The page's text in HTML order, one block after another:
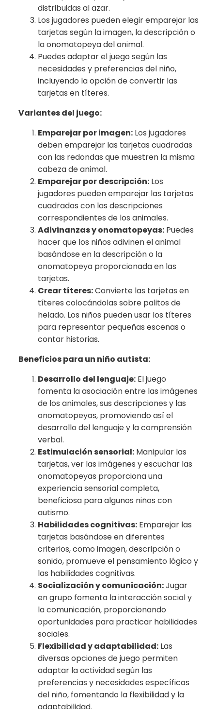
distribuidas al azar.
Los jugadores pueden elegir emparejar las
tarjetas según la imagen, la descripción o
la onomatopeya del animal.
Puedes adaptar el juego según las
necesidades y preferencias del niño,
incluyendo la opción de convertir las
tarjetas en títeres.
Variantes del juego:
Emparejar por imagen: Los jugadores
deben emparejar las tarjetas cuadradas
con las redondas que muestren la misma
cabeza de animal.
Emparejar por descripción: Los
jugadores pueden emparejar las tarjetas
cuadradas con las descripciones
correspondientes de los animales.
Adivinanzas y onomatopeyas: Puedes
hacer que los niños adivinen el animal
basándose en la descripción o la
onomatopeya proporcionada en las
tarjetas.
Crear títeres:Convierte las tarjetas en
títeres colocándolas sobre palitos de
helado. Los niños pueden usar los títeres
para representar pequeñas escenas o
contar historias.
Beneficios para un niño autista:
Desarrollo del lenguaje: El juego
fomenta la asociación entre las imágenes
de los animales, sus descripciones y las
onomatopeyas, promoviendo así el
desarrollo del lenguaje y la comprensión
verbal.
Estimulación sensorial: Manipular las
tarjetas, ver las imágenes y escuchar las
onomatopeyas proporciona una
experiencia sensorial completa,
beneficiosa para algunos niños con
autismo.
Habilidades cognitivas: Emparejar las
tarjetas basándose en diferentes
criterios, como imagen, descripción o
sonido, promueve el pensamiento lógico y
las habilidades cognitivas.
Socialización y comunicación:Jugar
en grupo fomenta la interacción social y
la comunicación, proporcionando
oportunidades para practicar habilidades
sociales.
Flexibilidad y adaptabilidad: Las
diversas opciones de juego permiten
adaptar la actividad según las
preferencias y necesidades específicas
del niño, fomentando la flexibilidad y la